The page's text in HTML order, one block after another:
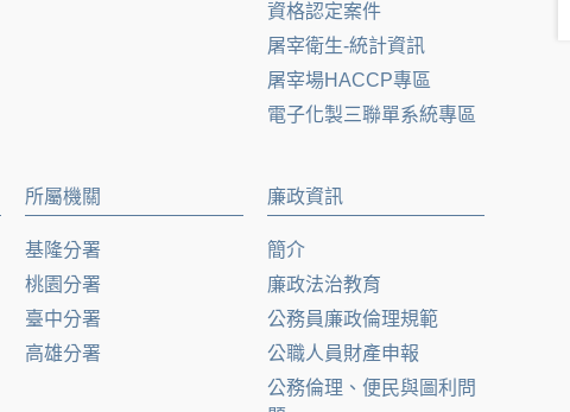
資格認定案件
屠宰衛生-統計資訊
屠宰場HACCP專區
電子化製三聯單系統專區
所屬機關
基隆分署
桃園分署
臺中分署
高雄分署
廉政資訊
簡介
廉政法治教育
公務員廉政倫理規範
公職人員財產申報
公務倫理、便民與圖利問